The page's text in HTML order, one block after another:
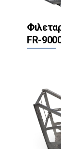
FR-